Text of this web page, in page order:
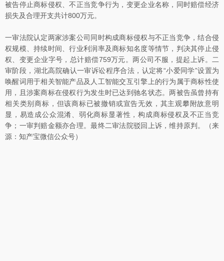
被告停止商标侵权、不正当竞争行为，变更企业名称，同时赔偿经济
损失及合理开支共计800万元。
一审法院认定两家涉案公司同时构成商标侵权与不正当竞争，结合侵
权规模、持续时间、行业利润率及商标知名度等情节，判决其停止侵
权、变更企业字号，总计赔偿759万元。两公司不服，提起上诉。二
审阶段，湖北高院确认一审诉讼程序合法，认定将“小爱同学”设置为
唤醒词用于相关智能产品及人工智能交互引擎上的行为属于商标性使
用，且涉案商标在侵权行为发生时已达到驰名状态。两被告虽曾持有
相关类别商标，但该商标已被撤销或宣告无效，其主观攀附故意明
显，易造成公众混淆、弱化商标显著性，构成商标侵权及不正当竞
争；一审判赔金额亦合理。最终二审法院驳回上诉，维持原判。（来
源：知产宝微信公众号）